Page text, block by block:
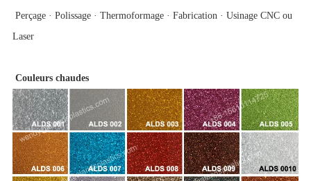
Perçage · Polissage · Thermoformage · Fabrication · Usinage CNC ou
Laser
Couleurs chaudes